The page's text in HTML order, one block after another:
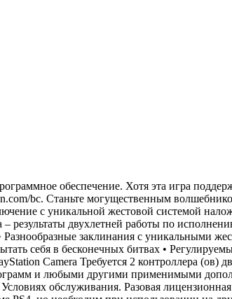
обеспечение. Хотя эта игра
bc. Станьте могущественным
с уникальной жестовой системой
двухлетней работы по
заклинания с уникальными
себя в бесконечных битвах •
Camera Требуется 2 контроллера
и любыми другими применимыми
обслуживания. Разовая лицензионная